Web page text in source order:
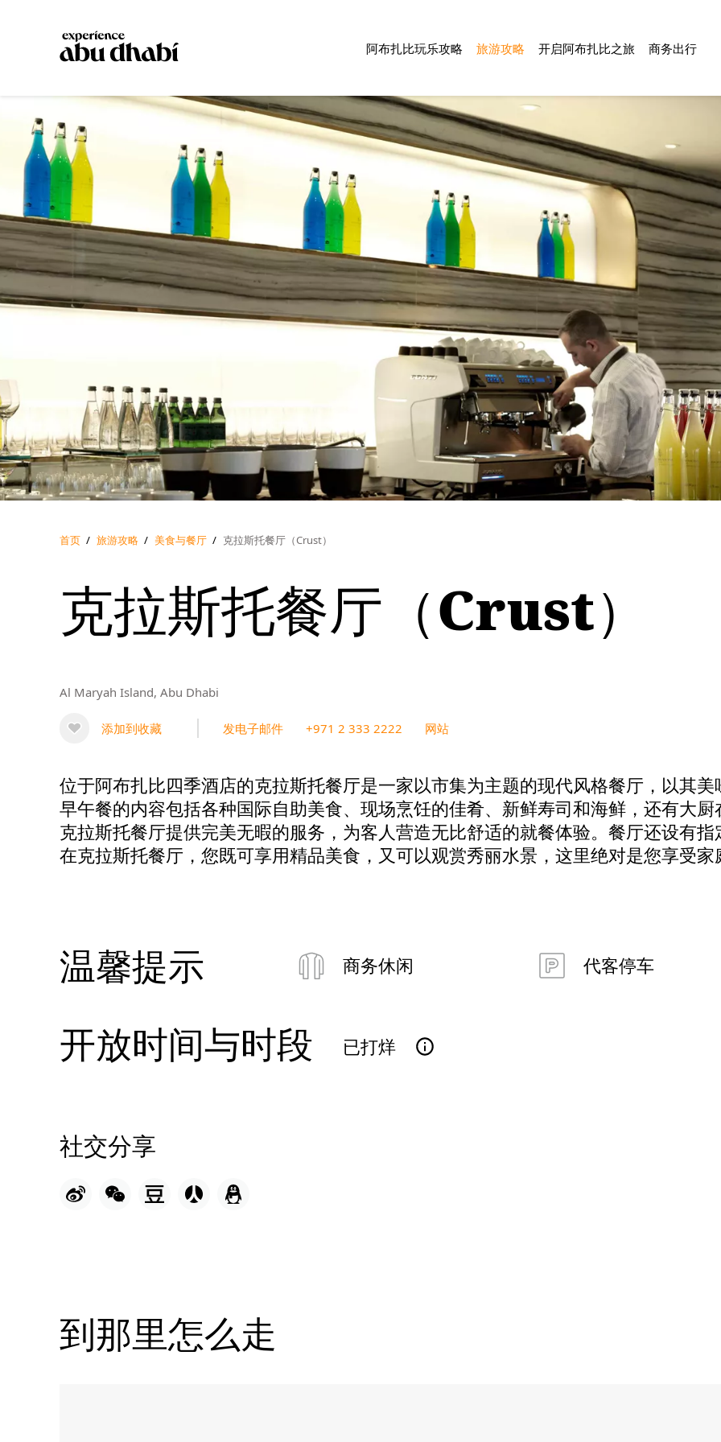
阿布扎比玩乐攻略 旅游攻略 开启阿布扎比之旅 商务出行
首页 / 旅游攻略 / 美食与餐厅 / 克拉斯托餐厅（Crust）
克拉斯托餐厅（Crust）
Al Maryah Island, Abu Dhabi
添加到收藏 发电子邮件 +971 2 333 2222 网站
位于阿布扎比四季酒店的克拉斯托餐厅是一家以市集为主题的现代风格餐厅，以其
早午餐的内容包括各种国际自助美食、现场烹饪的佳肴、新鲜寿司和海鲜，还有大
克拉斯托餐厅提供完美无暇的服务，为客人营造无比舒适的就餐体验。餐厅还设有
在克拉斯托餐厅，您既可享用精品美食，又可以观赏秀丽水景，这里绝对是您享受
温馨提示 商务休闲 代客停车
开放时间与时段 已打烊
社交分享
到那里怎么走